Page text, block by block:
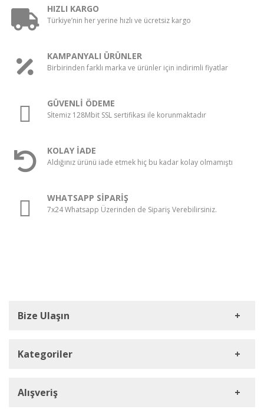
572.16 TL
Govısıon GO-2023EW 2 MP 3.6 mm Fulhan Ahd
Bullet Full Color Kamera
Govısıon GO-2306 2 MP Ahd 3.6 mm Ir Dome
667.52 TL
HIZLI KARGO
Türkiye’nin her yerine hızlı ve ücretsiz kargo
KAMPANYALI ÜRÜNLER
Birbirinden farklı marka ve ürünler için indirimli fiyatlar
GÜVENLİ ÖDEME
Sİtemiz 128Mbit SSL sertifikası ile korunmaktadır
KOLAY İADE
Aldığınız ürünü iade etmek hiç bu kadar kolay olmamıştı
WHATSAPP SİPARİŞ
7x24 Whatsapp Üzerinden de Sipariş Verebilirsiniz.
Bize Ulaşın
Müşteri Hizmetleri
Kategoriler
DVR Cihazlar
Alışveriş